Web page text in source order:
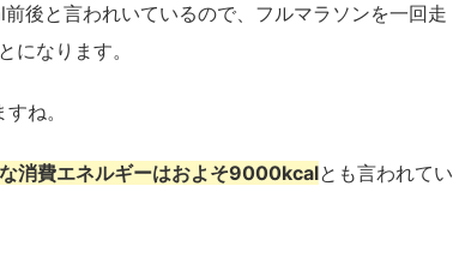
後と言われいているので、フルマラソンを一回走
になります。
ね。
消費エネルギーはおよそ9000kcalとも言われてい